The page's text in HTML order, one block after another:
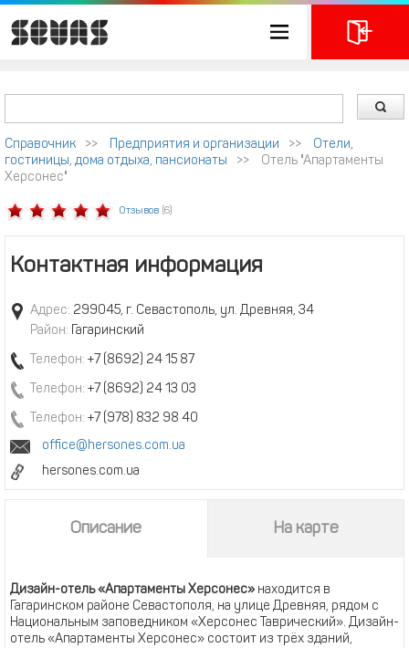
Справочник >> Предприятия и организации >>
Отели,
гостиницы, дома отдыха, пансионаты
>>
Отель "Апартаменты
Херсонес"
Отзывов (6)
Контактная информация
Адрес: 299045, г. Севастополь, ул. Древняя, 34
Район: Гагаринский
Телефон: +7 (8692) 24 15 87
Телефон: +7 (8692) 24 13 03
Телефон: +7 (978) 832 98 40
office@hersones.com.ua
hersones.com.ua
Описание На карте
Дизайн-отель «Апартаменты Херсонес» находится в
Гагаринском районе Севастополя, на улице Древняя, рядом с
Национальным заповедником «Херсонес Таврический». Дизайн-
отель «Апартаменты Херсонес» состоит из трёх зданий,